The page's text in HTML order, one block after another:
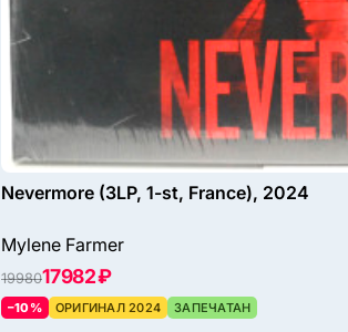
Nevermore (3LP, 1-st, France), 2024
Mylene Farmer
1998017982 ₽
–10% ОРИГИНАЛ 2024 ЗАПЕЧАТАН